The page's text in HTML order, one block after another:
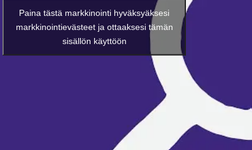
Paina tästä markkinointi hyväksyäksesi
markkinointievästeet ja ottaaksesi tämän
sisällön käyttöön